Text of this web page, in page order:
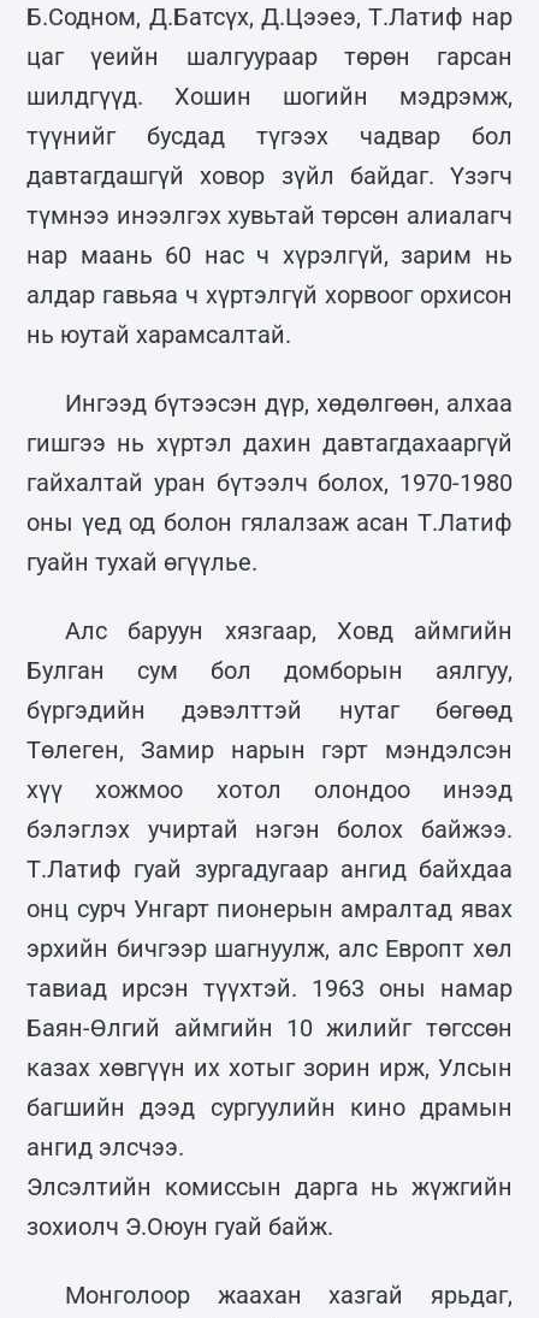
Б.Содном, Д.Батсүх, Д.Цээеэ, Т.Латиф нар
цаг үеийн шалгуураар төрөн гарсан
шилдгүүд. Хошин шогийн мэдрэмж,
түүнийг бусдад түгээх чадвар бол
давтагдашгүй ховор зүйл байдаг. Үзэгч
түмнээ инээлгэх хувьтай төрсөн алиалагч
нар маань 60 нас ч хүрэлгүй, зарим нь
алдар гавьяа ч хүртэлгүй хорвоог орхисон
нь юутай харамсалтай.
Ингээд бүтээсэн дүр, хөдөлгөөн, алхаа
гишгээ нь хүртэл дахин давтагдахааргүй
гайхалтай уран бүтээлч болох, 1970-1980
оны үед од болон гялалзаж асан Т.Латиф
гуайн тухай өгүүлье.
Алс баруун хязгаар, Ховд аймгийн
Булган сум бол домборын аялгуу,
бүргэдийн дэвэлттэй нутаг бөгөөд
Төлеген, Замир нарын гэрт мэндэлсэн
хүү хожмоо хотол олондоо инээд
бэлэглэх учиртай нэгэн болох байжээ.
Т.Латиф гуай зургадугаар ангид байхдаа
онц сурч Унгарт пионерын амралтад явах
эрхийн бичгээр шагнуулж, алс Европт хөл
тавиад ирсэн түүхтэй. 1963 оны намар
Баян-Өлгий аймгийн 10 жилийг төгссөн
казах хөвгүүн их хотыг зорин ирж, Улсын
багшийн дээд сургуулийн кино драмын
ангид элсчээ.
Элсэлтийн комиссын дарга нь жүжгийн
зохиолч Э.Оюун гуай байж.
Монголоор жаахан хазгай ярьдаг,